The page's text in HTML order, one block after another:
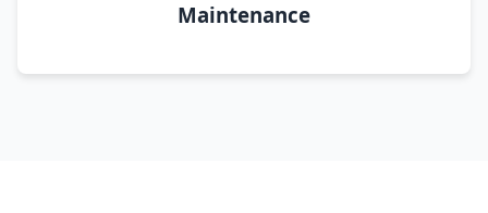
Maintenance